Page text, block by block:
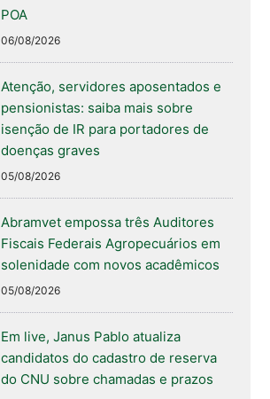
POA
06/08/2026
Atenção, servidores aposentados e
pensionistas: saiba mais sobre
isenção de IR para portadores de
doenças graves
05/08/2026
Abramvet empossa três Auditores
Fiscais Federais Agropecuários em
solenidade com novos acadêmicos
05/08/2026
Em live, Janus Pablo atualiza
candidatos do cadastro de reserva
do CNU sobre chamadas e prazos